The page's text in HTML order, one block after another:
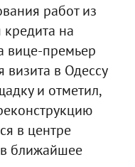
работ из
на
вице-премьер
в Одессу
и отметил,
в центре
ближайшее